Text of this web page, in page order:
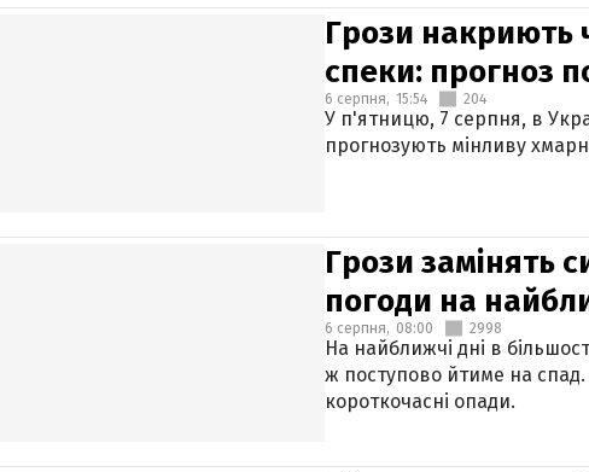
Грози накриють
спеки: прогноз
6 серпня, 15:54 204
У п'ятницю, 7 серпня, в
прогнозують мінливу
Грози замінять
погоди на
6 серпня, 08:00 2998
На найближчі дні в
ж поступово йтиме на
короткочасні опади.